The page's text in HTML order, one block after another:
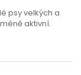
psy velkých a
aktivní.